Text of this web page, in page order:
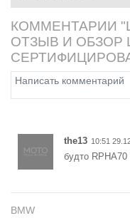
КОММЕНТАРИИ
ОТЗЫВ И ОБЗОР
the13 10:51
будто RPHA70
BMW